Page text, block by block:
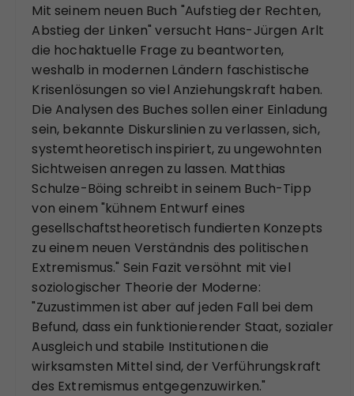
Mit seinem neuen Buch "Aufstieg der Rechten,
Abstieg der Linken" versucht Hans-Jürgen Arlt
die hochaktuelle Frage zu beantworten,
weshalb in modernen Ländern faschistische
Krisenlösungen so viel Anziehungskraft haben.
Die Analysen des Buches sollen einer Einladung
sein, bekannte Diskurslinien zu verlassen, sich,
systemtheoretisch inspiriert, zu ungewohnten
Sichtweisen anregen zu lassen. Matthias
Schulze-Böing schreibt in seinem Buch-Tipp
von einem "kühnem Entwurf eines
gesellschaftstheoretisch fundierten Konzepts
zu einem neuen Verständnis des politischen
Extremismus." Sein Fazit versöhnt mit viel
soziologischer Theorie der Moderne:
"Zuzustimmen ist aber auf jeden Fall bei dem
Befund, dass ein funktionierender Staat, sozialer
Ausgleich und stabile Institutionen die
wirksamsten Mittel sind, der Verführungskraft
des Extremismus entgegenzuwirken."